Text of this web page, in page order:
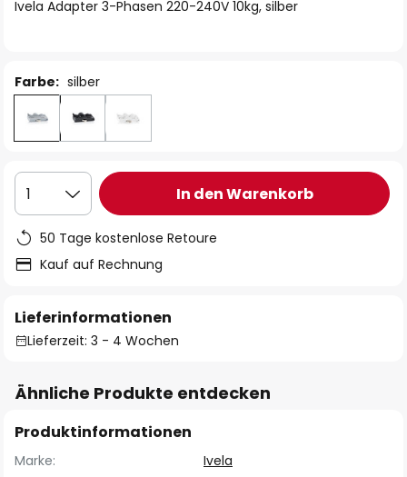
Ivela Adapter 3-Phasen 220-240V 10kg, silber
Farbe: silber
1 In den Warenkorb
50 Tage kostenlose Retoure
Kauf auf Rechnung
Lieferinformationen
Lieferzeit: 3 - 4 Wochen
Ähnliche Produkte entdecken
Produktinformationen
Marke:
Ivela